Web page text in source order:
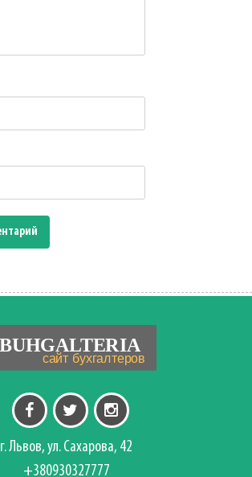
г. Львов, ул. Сахарова, 42
+380930327777